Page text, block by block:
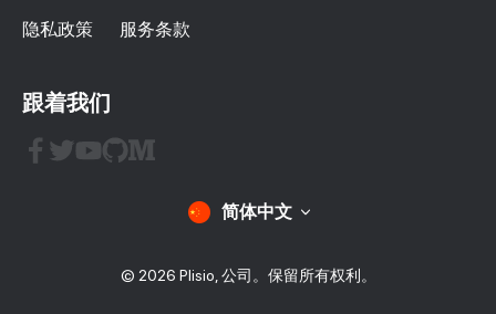
隐私政策 服务条款
跟着我们
简体中文
© 2026 Plisio, 公司。保留所有权利。